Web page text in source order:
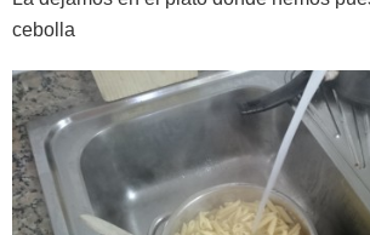
cebolla